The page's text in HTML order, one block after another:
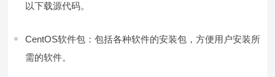
以下载源代码。
CentOS软件包：包括各种软件的安装包，方便用户安装所
需的软件。